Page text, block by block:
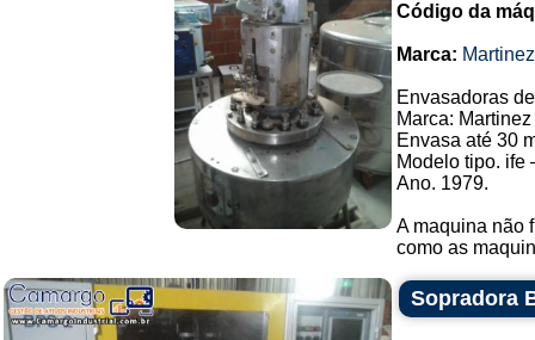
Código da
Marca:
Envasadoras
Marca:
Envasa até 30
Modelo tipo. ife
Ano. 1979.
A maquina não
como as
Sopradora